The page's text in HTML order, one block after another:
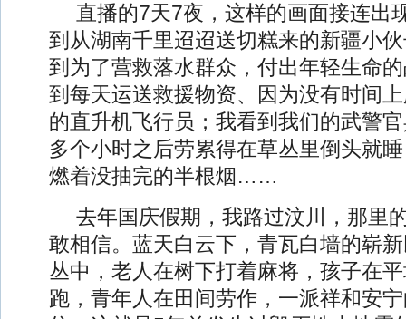
直播的7天7夜，这样的画面接连出
到从湖南千里迢迢送切糕来的新疆小
到为了营救落水群众，付出年轻生命
到每天运送救援物资、因为没有时间
的直升机飞行员；我看到我们的武警
多个小时之后劳累得在草丛里倒头就
燃着没抽完的半根烟……
去年国庆假期，我路过汶川，那里
敢相信。蓝天白云下，青瓦白墙的崭
丛中，老人在树下打着麻将，孩子在
跑，青年人在田间劳作，一派祥和安